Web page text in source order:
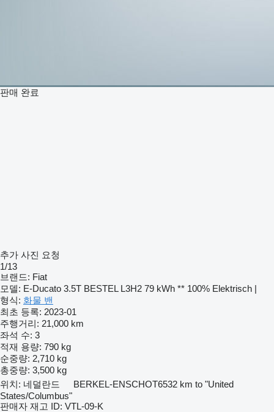
판매 완료
추가 사진 요청
1/13
브랜드: Fiat
모델: E-Ducato 3.5T BESTEL L3H2 79 kWh ** 100% Elektrisch |
형식: 화물 밴
최초 등록: 2023-01
주행거리: 21,000 km
좌석 수: 3
적재 용량: 790 kg
순중량: 2,710 kg
총중량: 3,500 kg
위치: 네덜란드 BERKEL-ENSCHOT6532 km to "United
States/Columbus"
판매자 재고 ID: VTL-09-K